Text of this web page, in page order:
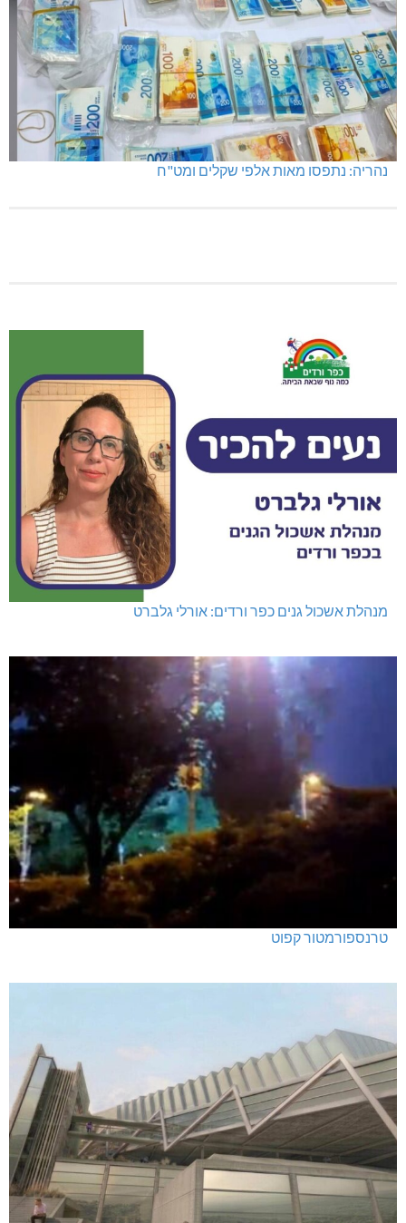
נהריה: נתפסו מאות אלפי שקלים ומט"ח
מנהלת אשכול גנים כפר ורדים: אורלי גלברט
טרנספורמטור קפוט